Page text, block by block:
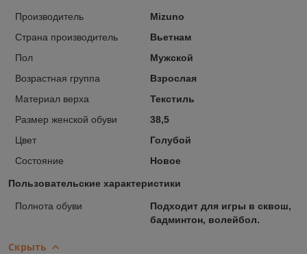
Производитель
Mizuno
Страна производитель
Вьетнам
Пол
Мужской
Возрастная группа
Взрослая
Материал верха
Текстиль
Размер женской обуви
38,5
Цвет
Голубой
Состояние
Новое
Пользовательские характеристики
Полнота обуви
Подходит для игры в сквош,
бадминтон, волейбол.
Скрыть